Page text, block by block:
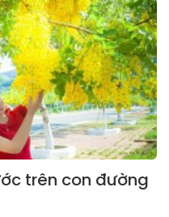
trên con đường